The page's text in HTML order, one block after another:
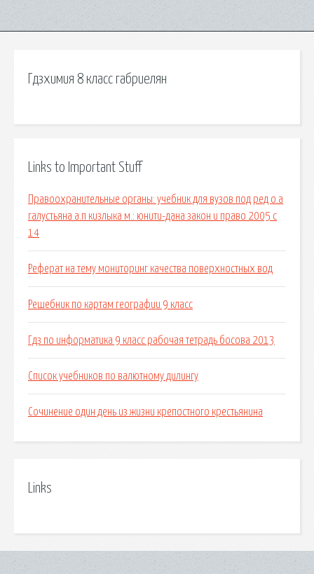
Гдзхимия 8 класс габриелян
Links to Important Stuff
Правоохранительные органы: учебник для вузов под ред о.а
галустьяна а.п кизлыка м.: юнити-дана закон и право 2005 с
14
Реферат на тему мониторинг качества поверхностных вод
Решебник по картам географии 9 класс
Гдз по информатика 9 класс рабочая тетрадь босова 2013
Список учебников по валютному дилингу
Сочинение один день из жизни крепостного крестьянина
Links